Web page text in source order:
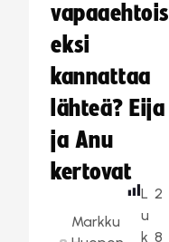
vapaaehtois
eksi
kannattaa
lähteä? Eija
ja Anu
kertovat
Markku
L
u
k
2
8